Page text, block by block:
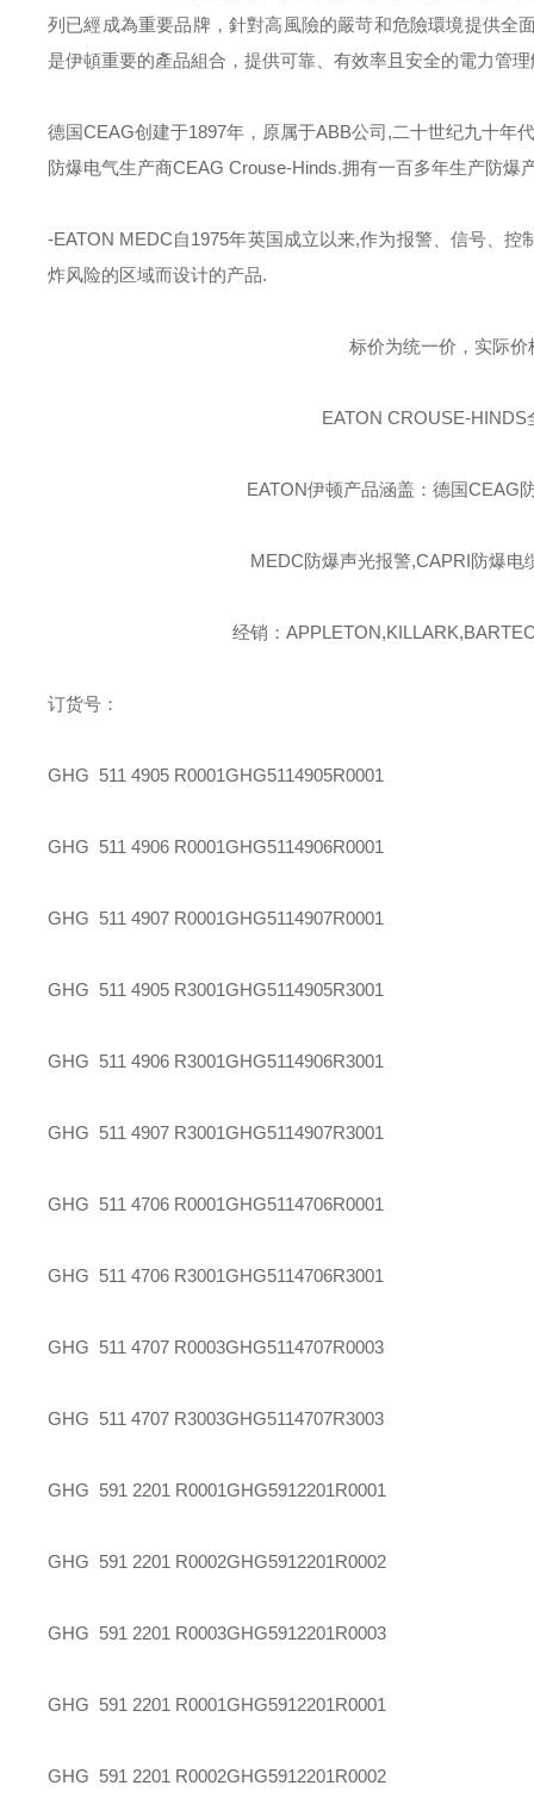
列已經成為重要品牌，針對高風險的嚴苛和危險環境提供全
是伊頓重要的產品組合，提供可靠、有效率且安全的電力管
德国CEAG创建于1897年，原属于ABB公司,二十世纪九十年
防爆电气生产商CEAG Crouse-Hinds.拥有一百多年生产防爆
-EATON MEDC自1975年英国成立以来,作为报警、信号、控
炸风险的区域而设计的产品.
标价为统一价，实际
EATON CROUSE-HINDS
EATON伊顿产品涵盖：德国CEAG
MEDC防爆声光报警,CAPRI防爆
经销：
订货号：
GHG 511 4905 R0001GHG5114905R0001
GHG 511 4906 R0001GHG5114906R0001
GHG 511 4907 R0001GHG5114907R0001
GHG 511 4905 R3001GHG5114905R3001
GHG 511 4906 R3001GHG5114906R3001
GHG 511 4907 R3001GHG5114907R3001
GHG 511 4706 R0001GHG5114706R0001
GHG 511 4706 R3001GHG5114706R3001
GHG 511 4707 R0003GHG5114707R0003
GHG 511 4707 R3003GHG5114707R3003
GHG 591 2201 R0001GHG5912201R0001
GHG 591 2201 R0002GHG5912201R0002
GHG 591 2201 R0003GHG5912201R0003
GHG 591 2201 R0001GHG5912201R0001
GHG 591 2201 R0002GHG5912201R0002